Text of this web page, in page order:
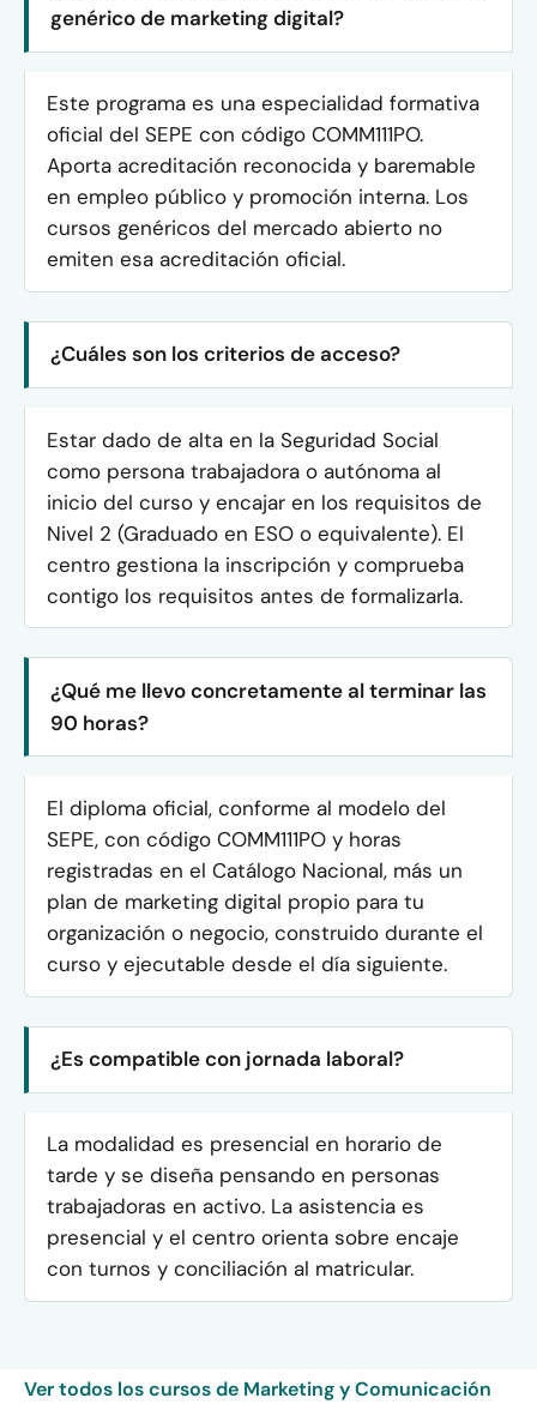
genérico de marketing digital?
Este programa es una especialidad formativa
oficial del SEPE con código COMM111PO.
Aporta acreditación reconocida y baremable
en empleo público y promoción interna. Los
cursos genéricos del mercado abierto no
emiten esa acreditación oficial.
¿Cuáles son los criterios de acceso?
Estar dado de alta en la Seguridad Social
como persona trabajadora o autónoma al
inicio del curso y encajar en los requisitos de
Nivel 2 (Graduado en ESO o equivalente). El
centro gestiona la inscripción y comprueba
contigo los requisitos antes de formalizarla.
¿Qué me llevo concretamente al terminar las
90 horas?
El diploma oficial, conforme al modelo del
SEPE, con código COMM111PO y horas
registradas en el Catálogo Nacional, más un
plan de marketing digital propio para tu
organización o negocio, construido durante el
curso y ejecutable desde el día siguiente.
¿Es compatible con jornada laboral?
La modalidad es presencial en horario de
tarde y se diseña pensando en personas
trabajadoras en activo. La asistencia es
presencial y el centro orienta sobre encaje
con turnos y conciliación al matricular.
Ver todos los cursos de Marketing y Comunicación